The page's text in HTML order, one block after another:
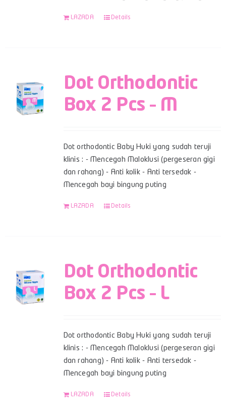
LAZADA Details
Dot Orthodontic
Box 2 Pcs – M
Dot orthodontic Baby Huki yang sudah teruji
klinis : - Mencegah Maloklusi (pergeseran gigi
dan rahang) - Anti kolik - Anti tersedak -
Mencegah bayi bingung puting
LAZADA Details
Dot Orthodontic
Box 2 Pcs – L
Dot orthodontic Baby Huki yang sudah teruji
klinis : - Mencegah Maloklusi (pergeseran gigi
dan rahang) - Anti kolik - Anti tersedak -
Mencegah bayi bingung puting
LAZADA Details